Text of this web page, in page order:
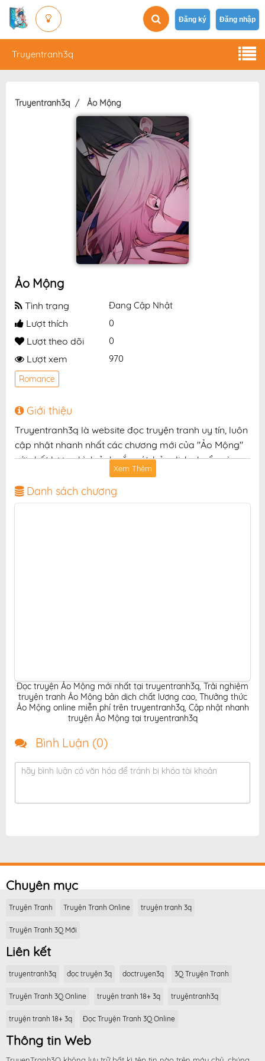
Đăng ký Đăng nhập
Truyentranh3q
Truyentranh3q Ảo Mộng
Ảo Mộng
Tình trạng Đang Cập Nhật
Lượt thích 0
Lượt theo dõi 0
Lượt xem 970
Romance
Giới thiệu
Truyentranh3q là website đọc truyện tranh uy tín, luôn
cập nhật nhanh nhất các chương mới của "Ảo Mộng"
với chất lượng hình ảnh sắc nét, bản dịch chuẩn và
giao diện thân thiện, mang đến trải nghiệm đọc truyện
hấp dẫn, tiện lợi, hoàn toàn miễn phí cho độc giả yêu
thích truyện tranh online.
Xem Thêm
Danh sách chương
Đọc truyện Ảo Mộng mới nhất tại truyentranh3q, Trải nghiệm
truyện tranh Ảo Mộng bản dịch chất lượng cao, Thưởng thức
Ảo Mộng online miễn phí trên truyentranh3q, Cập nhật nhanh
truyện Ảo Mộng tại truyentranh3q
Bình Luận (0)
hãy bình luận có văn hóa để tránh bị khóa tài khoản
Chuyên mục
Truyện Tranh Truyện Tranh Online truyện tranh 3q
Truyện Tranh 3Q Mới
Liên kết
truyentranh3q đọc truyện 3q doctruyen3q 3Q Truyện Tranh
Truyện Tranh 3Q Online truyện tranh 18+ 3q truyệntranh3q
truyện tranh 18+ 3q Đọc Truyện Tranh 3Q Online
Thông tin Web